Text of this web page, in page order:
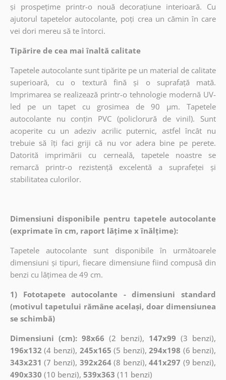
și prospețime printr-o nouă decorațiune interioară. Cu
ajutorul tapetelor autocolante, poți crea un cămin în care
vei dori mereu să te întorci.
Tipărire de cea mai înaltă calitate
Tapetele autocolante sunt tipărite pe un material de calitate
superioară, cu o textură fină și o suprafață mată.
Imprimarea se realizează printr-o tehnologie modernă UV-
led pe un tapet cu grosimea de 90 µm. Tapetele
autocolante nu conțin PVC (policlorură de vinil). Sunt
acoperite cu un adeziv acrilic puternic, astfel încât nu
trebuie să îți faci griji că nu vor adera bine pe perete.
Datorită imprimării cu cerneală, tapetele noastre se
remarcă printr-o rezistență excelentă a suprafeței și
stabilitatea culorilor.
Dimensiuni disponibile pentru tapetele autocolante
(exprimate în cm, raport lățime x înălțime):
Tapetele autocolante sunt disponibile în următoarele
dimensiuni și tipuri, fiecare dimensiune fiind compusă din
benzi cu lățimea de 49 cm.
1) Fototapete autocolante - dimensiuni standard
(motivul tapetului rămâne același, doar dimensiunea
se schimbă)
Dimensiuni (cm): 98x66 (2 benzi), 147x99 (3 benzi),
196x132 (4 benzi), 245x165 (5 benzi),294x198 (6 benzi),
343x231 (7 benzi), 392x264(8 benzi),441x297 (9 benzi),
490x330 (10 benzi), 539x363 (11 benzi)